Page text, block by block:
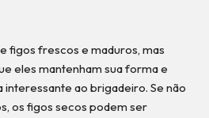
figos frescos e maduros, mas
eles mantenham sua forma e
ao brigadeiro. Se não
os figos secos podem ser